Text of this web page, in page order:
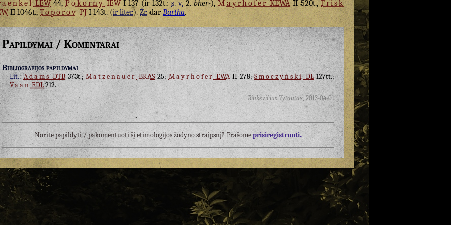
LEW44, Pokorny IEWI 137 (ir 132t.: s. v. 2. bher-), MayrhoferKEWAII 520t.,Frisk
II 1046t.,ToporovPJ I 143t. (ir liter.). Žr. darBartha.
Papildymai / Komentarai
Bibliografijos papildymai
Lit.:AdamsDTB373t.;MatzenauerBKAS25;MayrhoferEWAII 278;Smoczyński DL 127tt.;
VaanEDL212.
Rinkevičius Vytautas 2013-04-01
Norite papildyti / pakomentuoti šį etimologijos žodyno straipsnį? Prašomeprisiregistruoti.